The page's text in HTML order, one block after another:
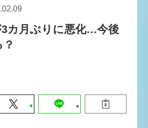
個人情報保護法について
採用情報
学ぶ資金調達・巻き込みのリアル
2026-06-10
2026-08-07
3カ月ぶりに悪化…今後